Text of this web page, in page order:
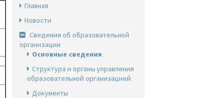
Главная
Новости
Сведения об образовательной
организации
Основные сведения
Структура и органы управления
образовательной организацией
Документы